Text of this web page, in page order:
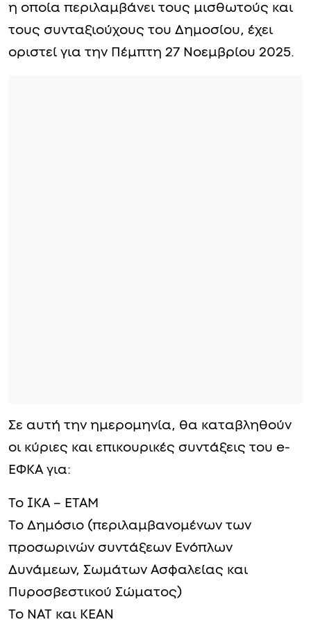
η οποία περιλαμβάνει τους μισθωτούς και
τους συνταξιούχους του Δημοσίου, έχει
οριστεί για την Πέμπτη 27 Νοεμβρίου 2025.
Σε αυτή την ημερομηνία, θα καταβληθούν
οι κύριες και επικουρικές συντάξεις του e-
ΕΦΚΑ για:
Το ΙΚΑ – ΕΤΑΜ
Το Δημόσιο (περιλαμβανομένων των
προσωρινών συντάξεων Ενόπλων
Δυνάμεων, Σωμάτων Ασφαλείας και
Πυροσβεστικού Σώματος)
Το ΝΑΤ και ΚΕΑΝ